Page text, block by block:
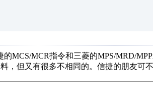
MCS/MCR指令和三菱的MPS/MRD/
，但又有很多不相同的。信捷的朋友可